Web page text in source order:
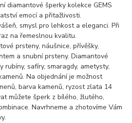
diamantové šperky kolekce GEMS
emocí a přitažlivosti.
smysl pro lehkost a eleganci. Při
na řemeslnou kvalitu.
prsteny, náušnice, přívěšky,
a snubní prsteny. Diamantové
rubíny, safíry, smaragdy, ametysty,
Na objednání je možnost
barva kamenů, ryzost zlata 14
můžete šperk z bílého, žlutého,
Navrhneme a zhotovíme Vám